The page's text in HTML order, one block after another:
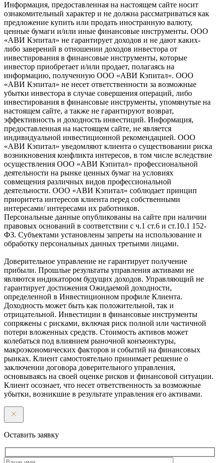
Информация, предоставленная на настоящем сайте носит
ознакомительный характер и не должна рассматриваться как
предложение купить или продать иностранную валюту,
ценные бумаги и/или иные финансовые инструменты. ООО
«АВИ Кэпитал» не гарантирует доходов и не дают каких-
либо заверений в отношении доходов инвестора от
инвестирования в финансовые инструменты, которые
инвестор приобретает и/или продает, полагаясь на
информацию, полученную ООО «АВИ Кэпитал». ООО
«АВИ Кэпитал» не несет ответственности за возможные
убытки инвестора в случае совершения операций, либо
инвестирования в финансовые инструменты, упомянутые на
настоящем сайте, а также не гарантируют возврат,
эффективность и доходность инвестиций. Информация,
предоставленная на настоящем сайте, не является
индивидуальной инвестиционной рекомендацией. ООО
«АВИ Кэпитал» уведомляют клиента о существовании риска
возникновения конфликта интересов, в том числе вследствие
осуществления ООО «АВИ Кэпитал» профессиональной
деятельности на рынке ценных бумаг на условиях
совмещения различных видов профессиональной
деятельности. ООО «АВИ Кэпитал» соблюдает принцип
приоритета интересов клиента перед собственными
интересами/ интересами их работников.
Персональные данные опубликованы на сайте при наличии
правовых оснований в соответствии с ч.1 ст.6 и ст.10.1 152-
ФЗ. Субъектами установлены запреты на использование и
обработку персональных данных третьими лицами.
Доверительное управление не гарантирует получение
прибыли. Прошлые результаты управления активами не
являются индикатором будущих доходов. Управляющий не
гарантирует достижения Ожидаемой доходности,
определенной в Инвестиционном профиле Клиента.
Доходность может быть как положительной, так и
отрицательной. Инвестиции в финансовые инструменты
сопряжены с рисками, включая риск полной или частичной
потери вложенных средств. Стоимость активов может
колебаться под влиянием рыночной конъюнктуры,
макроэкономических факторов и событий на финансовых
рынках. Клиент самостоятельно принимает решение о
заключении договора доверительного управления,
основываясь на своей оценке рисков и финансовой ситуации.
Клиент осознает, что несет ответственность за возможные
убытки, возникшие в результате управления его активами.
Оставить заявку